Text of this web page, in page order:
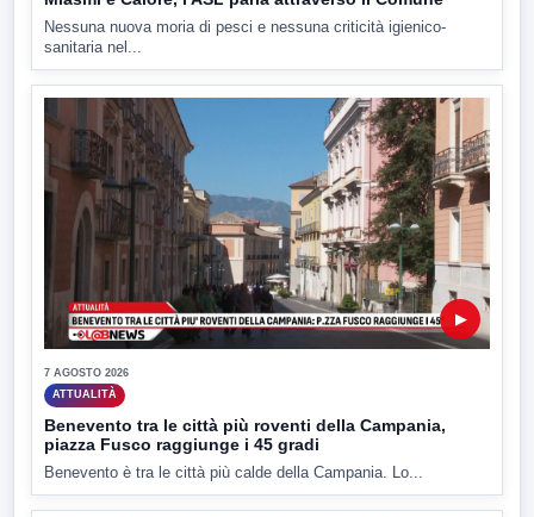
Nessuna nuova moria di pesci e nessuna criticità igienico-
sanitaria nel...
▶
7 AGOSTO 2026
ATTUALITÀ
Benevento tra le città più roventi della Campania,
piazza Fusco raggiunge i 45 gradi
Benevento è tra le città più calde della Campania. Lo...